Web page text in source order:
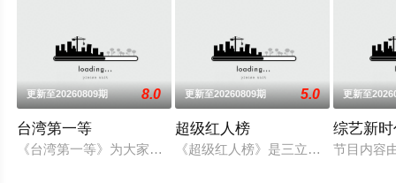
更新至20260809期 8.0
台湾第一等
《台湾第一等》为大家发掘台湾的最新奇有趣,最出名及最有特
更新至20260809期 5.0
超级红人榜
《超级红人榜》是三立电视的歌唱
更新至
综艺新
节目内容